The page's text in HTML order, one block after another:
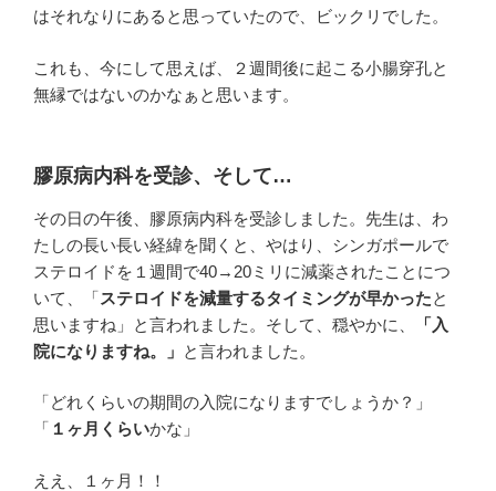
はそれなりにあると思っていたので、ビックリでした。
これも、今にして思えば、２週間後に起こる小腸穿孔と
無縁ではないのかなぁと思います。
膠原病内科を受診、そして…
その日の午後、膠原病内科を受診しました。先生は、わ
たしの長い長い経緯を聞くと、やはり、シンガポールで
ステロイドを１週間で40→20ミリに減薬されたことにつ
いて、「ステロイドを減量するタイミングが早かったと
思いますね」と言われました。そして、穏やかに、
「入
院になりますね。」 と言われました。
「どれくらいの期間の入院になりますでしょうか？」
「 １ヶ月くらいかな」
ええ、１ヶ月！！